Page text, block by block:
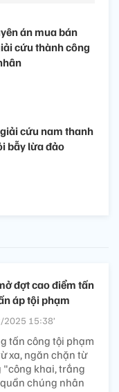
án mua bán
cứu thành công
cứu nam thanh
bẫy lừa đảo
đợt cao điểm tấn
áp tội phạm
15:38’
tấn công tội phạm
xa, ngăn chặn từ
"công khai, trắng
chúng nhân